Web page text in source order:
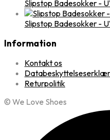
Slipstop Badesokker -
Slipstop Badesokker -
Information
Kontakt os
Returpolitik
© We Love Shoes